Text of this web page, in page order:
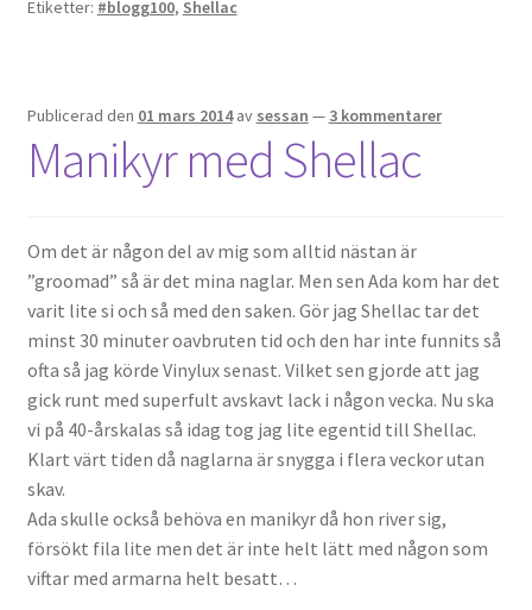
Etiketter: #blogg100, Shellac
Publicerad den 01 mars 2014 av sessan — 3 kommentarer
Manikyr med Shellac
Om det är någon del av mig som alltid nästan är
”groomad” så är det mina naglar. Men sen Ada kom har det
varit lite si och så med den saken. Gör jag Shellac tar det
minst 30 minuter oavbruten tid och den har inte funnits så
ofta så jag körde Vinylux senast. Vilket sen gjorde att jag
gick runt med superfult avskavt lack i någon vecka. Nu ska
vi på 40-årskalas så idag tog jag lite egentid till Shellac.
Klart värt tiden då naglarna är snygga i flera veckor utan
skav.
Ada skulle också behöva en manikyr då hon river sig,
försökt fila lite men det är inte helt lätt med någon som
viftar med armarna helt besatt…